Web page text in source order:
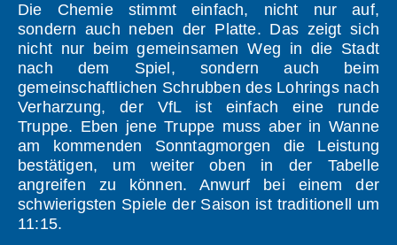
Die Chemie stimmt einfach, nicht nur auf,
sondern auch neben der Platte. Das zeigt sich
nicht nur beim gemeinsamen Weg in die Stadt
nach dem Spiel, sondern auch beim
gemeinschaftlichen Schrubben des Lohrings nach
Verharzung, der VfL ist einfach eine runde
Truppe. Eben jene Truppe muss aber in Wanne
am kommenden Sonntagmorgen die Leistung
bestätigen, um weiter oben in der Tabelle
angreifen zu können. Anwurf bei einem der
schwierigsten Spiele der Saison ist traditionell um
11:15.